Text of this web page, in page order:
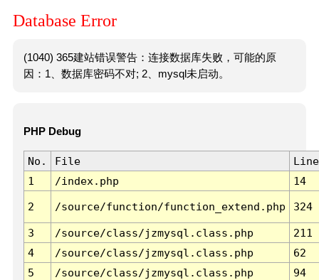
Database Error
(1040) 365建站错误警告：连接数据库失败，可能的原
因：1、数据库密码不对; 2、mysql未启动。
PHP Debug
No. File
Line
1
/index.php 14
2 /source/function/function_extend.php 324
3 /source/class/jzmysql.class.php
211
4
/source/class/jzmysql.class.php
62
5
/source/class/jzmysql.class.php
94